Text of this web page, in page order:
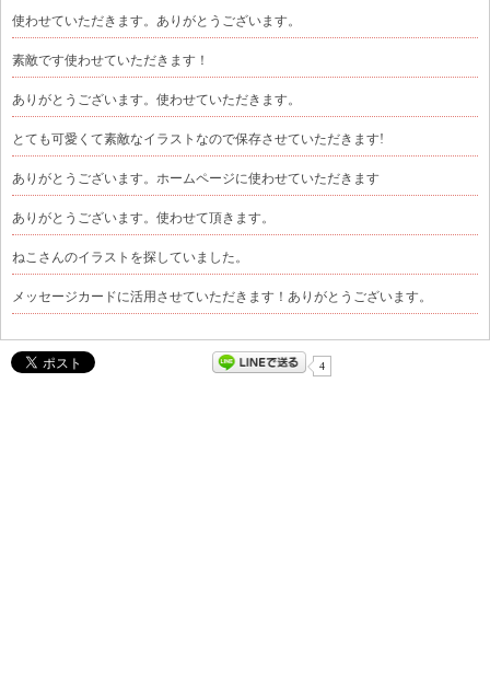
使わせていただきます。ありがとうございます。
素敵です使わせていただきます！
ありがとうございます。使わせていただきます。
とても可愛くて素敵なイラストなので保存させていただきます!
ありがとうございます。ホームページに使わせていただきます
ありがとうございます。使わせて頂きます。
ねこさんのイラストを探していました。
メッセージカードに活用させていただきます！ありがとうございます。
4